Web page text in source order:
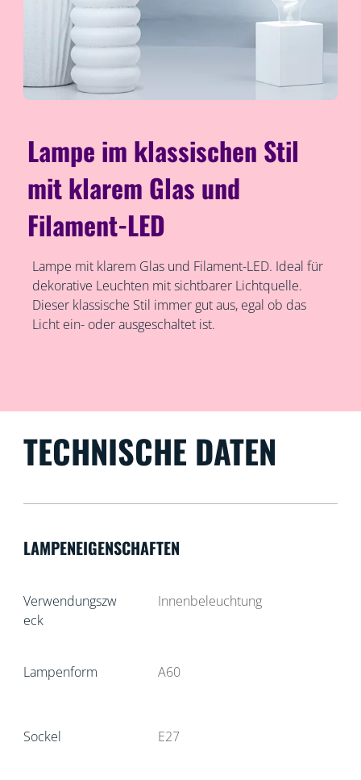
Lampe im klassischen Stil
mit klarem Glas und
Filament-LED
Lampe mit klarem Glas und Filament-LED. Ideal für
dekorative Leuchten mit sichtbarer Lichtquelle.
Dieser klassische Stil immer gut aus, egal ob das
Licht ein- oder ausgeschaltet ist.
TECHNISCHE DATEN
LAMPENEIGENSCHAFTEN
Verwendungszw
eck
Innenbeleuchtung
Lampenform A60
Sockel E27